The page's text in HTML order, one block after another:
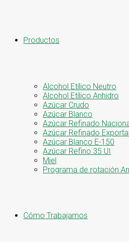
Productos
Alcohol Etílico Neutro
Alcohol Etílico Anhidro
Azúcar Crudo
Azúcar Blanco
Azúcar Refinado
Azúcar Refinado
Azúcar Blanco E-150
Azúcar Refino 35 UI
Miel
Programa de rotación
Cómo Trabajamos